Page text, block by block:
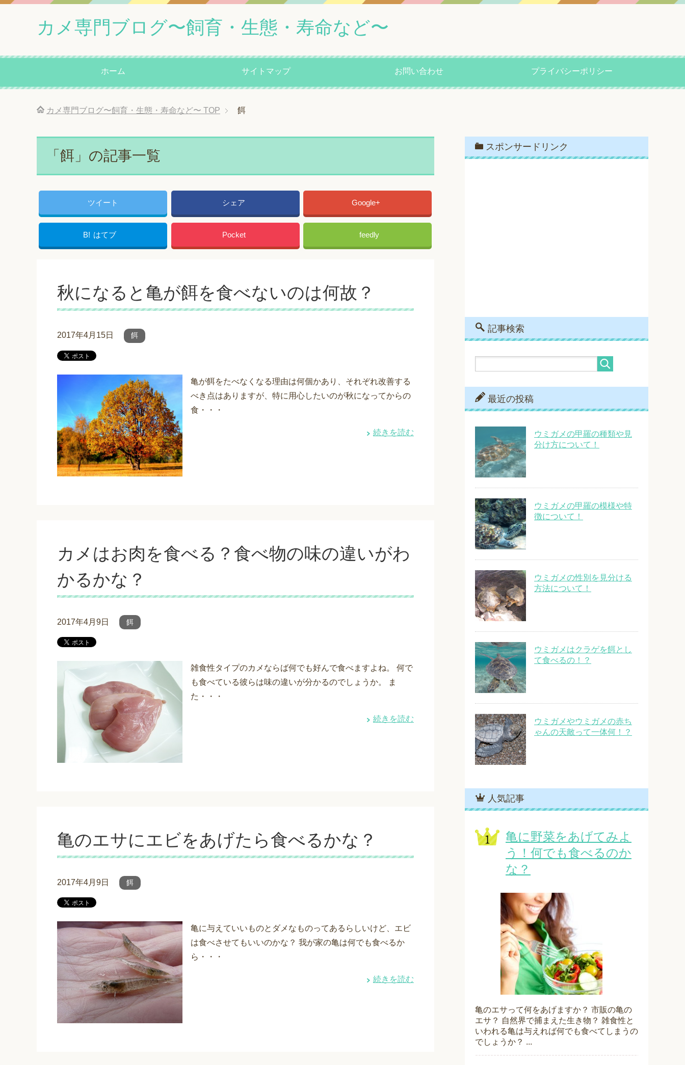
カメ専門ブログ〜飼育・生態・寿命など〜
ホーム サイトマップ お問い合わせ プライバシーポリシー
カメ専門ブログ〜飼育・生態・寿命など〜 TOP 餌
「餌」の記事一覧
ツイート シェア Google+
B! はてブ Pocket feedly
秋になると亀が餌を食べないのは何故？
2017年4月15日 餌
亀が餌をたべなくなる理由は何個かあり、それぞれ改善する
べき点はありますが、特に用心したいのが秋になってからの
食・・・
続きを読む
カメはお肉を食べる？食べ物の味の違いがわ
かるかな？
2017年4月9日 餌
雑食性タイプのカメならば何でも好んで食べますよね。 何で
も食べている彼らは味の違いが分かるのでしょうか。 ま
た・・・
続きを読む
亀のエサにエビをあげたら食べるかな？
2017年4月9日 餌
亀に与えていいものとダメなものってあるらしいけど、エビ
は食べさせてもいいのかな？ 我が家の亀は何でも食べるか
ら・・・
続きを読む
スポンサードリンク
記事検索
最近の投稿
ウミガメの甲羅の種類や見
分け方について！
ウミガメの甲羅の模様や特
徴について！
ウミガメの性別を見分ける
方法について！
ウミガメはクラゲを餌とし
て食べるの！？
ウミガメやウミガメの赤ち
ゃんの天敵って一体何！？
人気記事
亀に野菜をあげてみよ
う！何でも食べるのか
な？
亀のエサって何をあげますか？ 市販の亀の
エサ？ 自然界で捕まえた生き物？ 雑食性と
いわれる亀は与えれば何でも食べてしまうの
でしょうか？ ...